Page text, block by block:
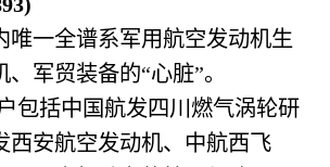
唯一全谱系军用航空发动机生
军贸装备的“心脏”。
包括中国航发四川燃气涡轮研
西安航空发动机、中航西飞